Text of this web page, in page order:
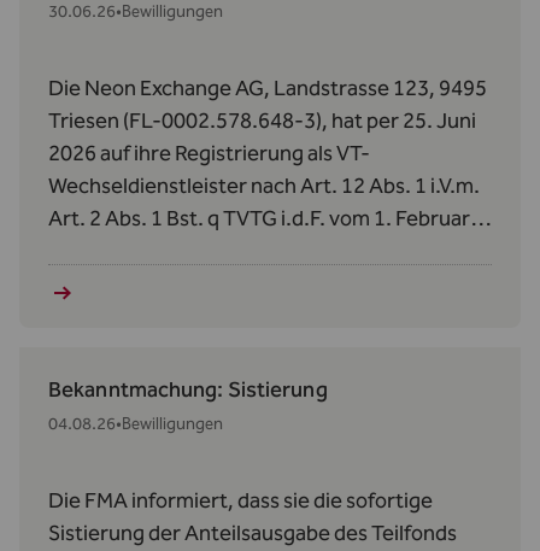
30.06.26•Bewilligungen
Die Neon Exchange AG, Landstrasse 123, 9495
Triesen (FL-0002.578.648-3), hat per 25. Juni
2026 auf ihre Registrierung als VT-
Wechseldienstleister nach Art. 12 Abs. 1 i.V.m.
Art. 2 Abs. 1 Bst. q TVTG i.d.F. vom 1. Februar
Bekanntmachung: Sistierung
04.08.26•Bewilligungen
Die FMA informiert, dass sie die sofortige
Sistierung der Anteilsausgabe des Teilfonds